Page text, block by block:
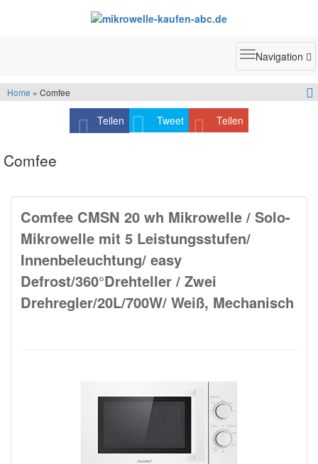
Toggle
Navigation
Home » Comfee
Teilen Tweet Teilen
Comfee
Comfee CMSN 20 wh Mikrowelle / Solo-
Mikrowelle mit 5 Leistungsstufen/
Innenbeleuchtung/ easy
Defrost/360°Drehteller / Zwei
Drehregler/20L/700W/ Weiß, Mechanisch